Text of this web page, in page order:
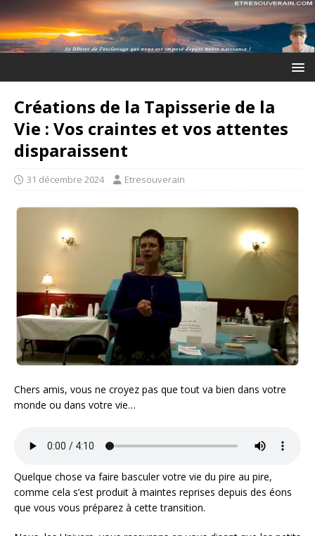
Créations de la Tapisserie de la
Vie : Vos craintes et vos attentes
disparaissent
31 décembre 2024 Etresouverain
Chers amis, vous ne croyez pas que tout va bien dans votre
monde ou dans votre vie…
Quelque chose va faire basculer votre vie du pire au pire,
comme cela s’est produit à maintes reprises depuis des éons
que vous vous préparez à cette transition.